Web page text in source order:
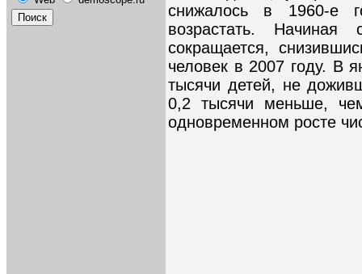
снижалось в 1960-е
возрастать.
сокращается,
человек в 2007 году. В
тысячи детей, не
0,2 тысячи меньше,
одновременном росте